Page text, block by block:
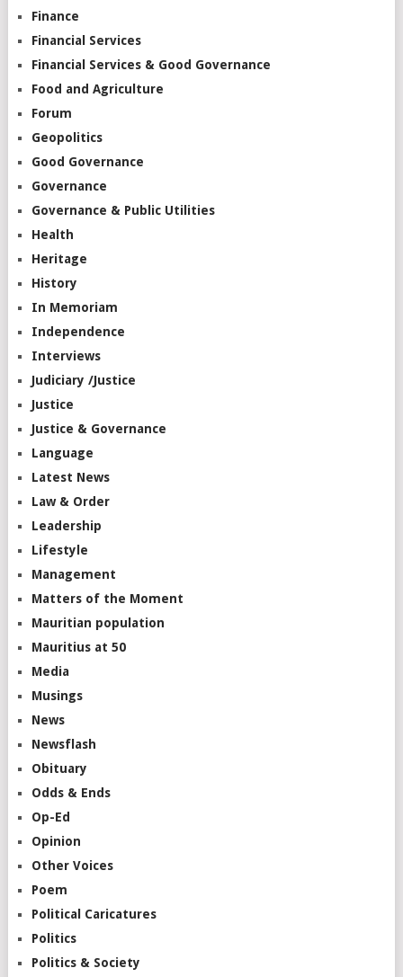
Finance
Financial Services
Financial Services & Good Governance
Food and Agriculture
Forum
Geopolitics
Good Governance
Governance
Governance & Public Utilities
Health
Heritage
History
In Memoriam
Independence
Interviews
Judiciary /Justice
Justice
Justice & Governance
Language
Latest News
Law & Order
Leadership
Lifestyle
Management
Matters of the Moment
Mauritian population
Mauritius at 50
Media
Musings
News
Newsflash
Obituary
Odds & Ends
Op-Ed
Opinion
Other Voices
Poem
Political Caricatures
Politics
Politics & Society